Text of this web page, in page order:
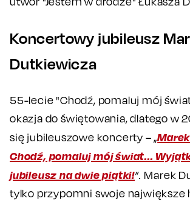
Koncertowy jubileusz
Dutkiewicza
55-lecie "Chodź, pomaluj mój
okazja do świętowania, dlatego w
się jubileuszowe koncerty – „
Chodź, pomaluj mój świat...
jubileusz na dwie piątki!”. Marek
tylko przypomni swoje największe